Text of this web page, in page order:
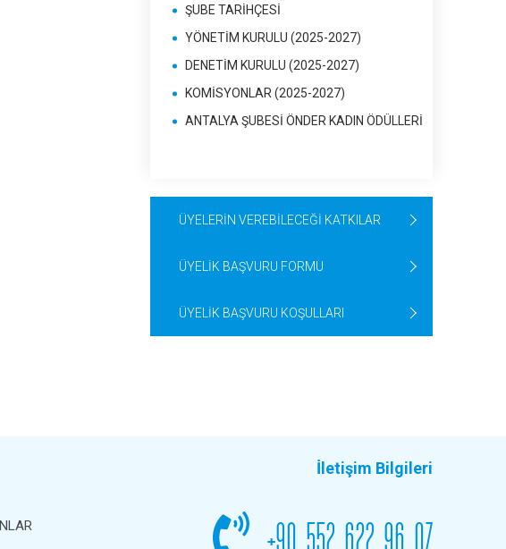
ŞUBE TARİHÇESİ
YÖNETİM KURULU (2025-2027)
DENETİM KURULU (2025-2027)
KOMİSYONLAR (2025-2027)
ANTALYA ŞUBESİ ÖNDER KADIN ÖDÜLLERİ
ÜYELERİN VEREBİLECEĞİ KATKILAR
ÜYELİK BAŞVURU FORMU
ÜYELİK BAŞVURU KOŞULLARI
İletişim Bilgileri
+90 552 622 96 07